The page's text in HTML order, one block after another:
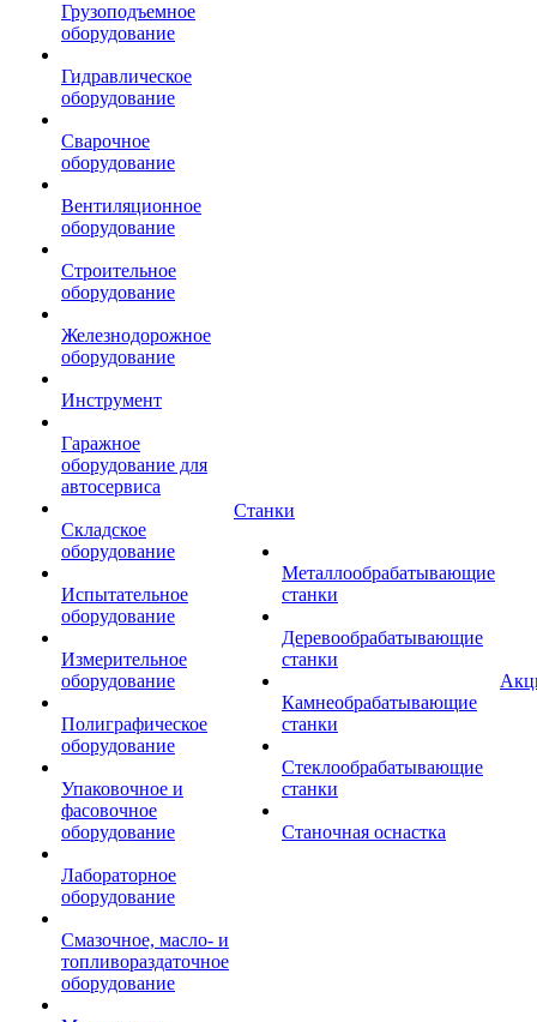
Грузоподъемное
оборудование
Гидравлическое
оборудование
Сварочное
оборудование
Вентиляционное
оборудование
Строительное
оборудование
Железнодорожное
оборудование
Инструмент
Гаражное
оборудование для
автосервиса
Складское
оборудование
Испытательное
оборудование
Измерительное
оборудование
Полиграфическое
оборудование
Упаковочное и
фасовочное
оборудование
Лабораторное
оборудование
Смазочное, масло- и
топливораздаточное
оборудование
Станки
Металлообрабатывающие
станки
Деревообрабатывающие
станки
Камнеобрабатывающие
станки
Стеклообрабатывающие
станки
Станочная оснастка